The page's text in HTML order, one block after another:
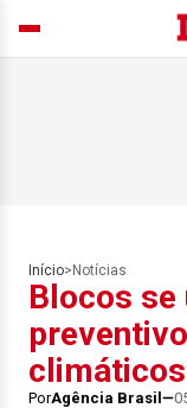
Início> Notícias
Blocos se
PorAgência Brasil